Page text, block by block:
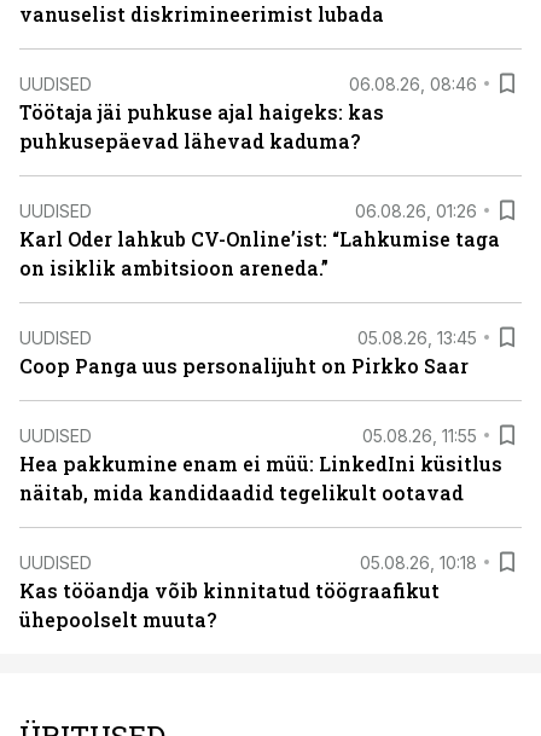
vanuselist diskrimineerimist lubada
UUDISED 06.08.26, 08:46
Töötaja jäi puhkuse ajal haigeks: kas
puhkusepäevad lähevad kaduma?
UUDISED 06.08.26, 01:26
Karl Oder lahkub CV-Online’ist: “Lahkumise taga
on isiklik ambitsioon areneda.”
UUDISED 05.08.26, 13:45
Coop Panga uus personalijuht on Pirkko Saar
UUDISED 05.08.26, 11:55
Hea pakkumine enam ei müü: LinkedIni küsitlus
näitab, mida kandidaadid tegelikult ootavad
UUDISED 05.08.26, 10:18
Kas tööandja võib kinnitatud töögraafikut
ühepoolselt muuta?